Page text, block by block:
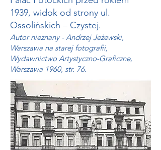
1939, widok od strony ul.
Ossolińskich – Czystej.
Autor nieznany - Andrzej Jeżewski,
Warszawa na starej fotografii,
Wydawnictwo Artystyczno-Graficzne,
Warszawa 1960, str. 76.